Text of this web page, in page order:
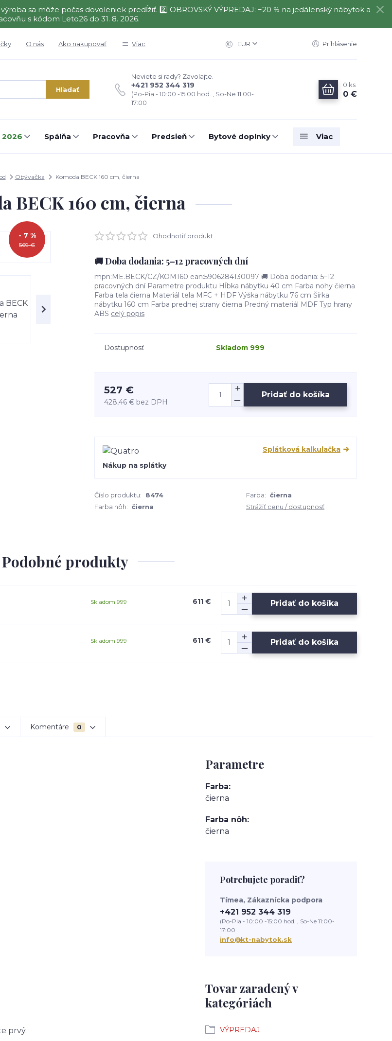
sa môže počas dovoleniek predĺžiť. 2️⃣ OBROVSKÝ VÝPREDAJ: −20 % na jedálenský nábytok a
s kódom Leto26 do 31. 8. 2026.
O nás Ako nakupovať Viac EUR Prihlásenie
Hľadať
Neviete si rady? Zavolajte.
+421 952 344 319
(Po-Pia - 10:00 -15:00 hod. , So-Ne 11:00-
17:00
0 ks
0 €
2026 Spálňa Pracovňa Predsieň Bytové doplnky Viac
Obývačka Komoda BECK 160 cm, čierna
BECK 160 cm, čierna
569 €
- 7 % Ohodnotiť produkt
🚚 Doba dodania: 5–12 pracovných dní
mpn:ME.BECK/CZ/KOM160 ean:5906284130097 🚚 Doba dodania: 5–12
pracovných dní Parametre produktu Hĺbka nábytku 40 cm Farba nohy čierna
Farba tela čierna Materiál tela MFC + HDF Výška nábytku 76 cm Šírka
nábytku 160 cm Farba prednej strany čierna Predný materiál MDF Typ hrany
ABS celý popis
Dostupnosť Skladom 999
527 €
428,46 € bez DPH
Pridať do košíka
Splátková kalkulačka
Nákup na splátky
Číslo produktu: 8474 Farba: čierna
Farba nôh: čierna Strážiť cenu / dostupnosť
Podobné produkty
611 €
Skladom 999 Pridať do košíka
611 €
Skladom 999 Pridať do košíka
Komentáre 0
prvý.
Parametre
Farba
čierna
Farba nôh
čierna
Tovar zaradený v
kategóriách
VÝPREDAJ
Potrebujete poradiť?
Tímea, Zákaznícka podpora
+421 952 344 319
(Po-Pia - 10:00 -15:00 hod. , So-Ne 11:00-
17:00
info@kt-nabytok.sk